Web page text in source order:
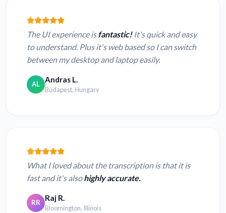
The UI experience isfantastic!It's quick and easy
to understand. Plus it's web based so I can switch
between my desktop and laptop easily.
AL Andras L.
Budapest, Hungary
What I loved about the transcription is that it is
fast and it's alsohighly accurate.
RR Raj R.
Bloomington, Illinois